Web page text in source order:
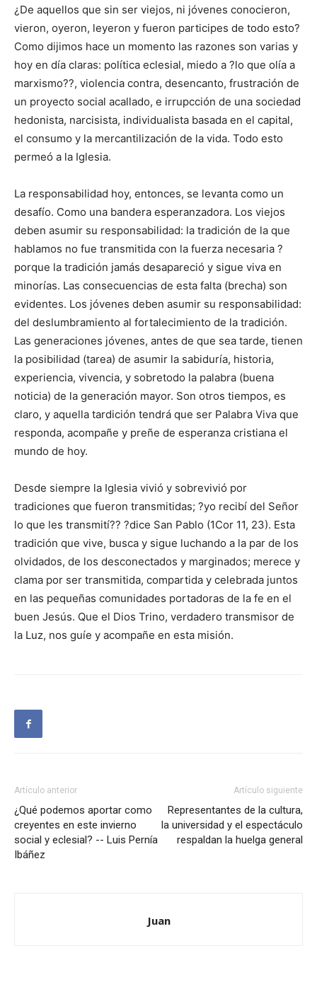
¿De aquellos que sin ser viejos, ni jóvenes conocieron,
vieron, oyeron, leyeron y fueron participes de todo esto?
Como dijimos hace un momento las razones son varias y
hoy en día claras: política eclesial, miedo a ?lo que olía a
marxismo??, violencia contra, desencanto, frustración de
un proyecto social acallado, e irrupcción de una sociedad
hedonista, narcisista, individualista basada en el capital,
el consumo y la mercantilización de la vida. Todo esto
permeó a la Iglesia.
La responsabilidad hoy, entonces, se levanta como un
desafío. Como una bandera esperanzadora. Los viejos
deben asumir su responsabilidad: la tradición de la que
hablamos no fue transmitida con la fuerza necesaria ?
porque la tradición jamás desapareció y sigue viva en
minorías. Las consecuencias de esta falta (brecha) son
evidentes. Los jóvenes deben asumir su responsabilidad:
del deslumbramiento al fortalecimiento de la tradición.
Las generaciones jóvenes, antes de que sea tarde, tienen
la posibilidad (tarea) de asumir la sabiduría, historia,
experiencia, vivencia, y sobretodo la palabra (buena
noticia) de la generación mayor. Son otros tiempos, es
claro, y aquella tardición tendrá que ser Palabra Viva que
responda, acompañe y preñe de esperanza cristiana el
mundo de hoy.
Desde siempre la Iglesia vivió y sobrevivió por
tradiciones que fueron transmitidas; ?yo recibí del Señor
lo que les transmití?? ?dice San Pablo (1Cor 11, 23). Esta
tradición que vive, busca y sigue luchando a la par de los
olvidados, de los desconectados y marginados; merece y
clama por ser transmitida, compartida y celebrada juntos
en las pequeñas comunidades portadoras de la fe en el
buen Jesús. Que el Dios Trino, verdadero transmisor de
la Luz, nos guíe y acompañe en esta misión.
Artículo anterior
¿Qué podemos aportar como
creyentes en este invierno
social y eclesial? -- Luis Pernía
Ibáñez
Artículo siguiente
Representantes de la cultura,
la universidad y el espectáculo
respaldan la huelga general
Juan